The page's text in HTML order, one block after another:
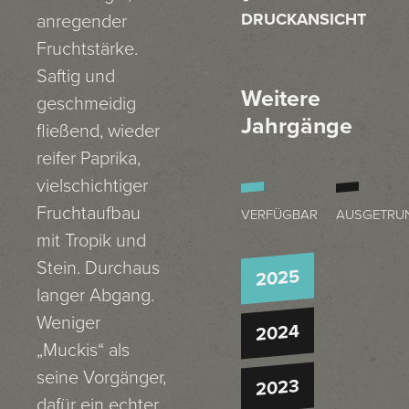
anregender
Fruchtstärke.
Saftig und
geschmeidig
fließend, wieder
reifer Paprika,
vielschichtiger
Fruchtaufbau
mit Tropik und
Stein. Durchaus
langer Abgang.
Weniger
„Muckis“ als
seine Vorgänger,
DRUCKANSICHT
Weitere
Jahrgänge
VERFÜGBAR
2025
2024
2023